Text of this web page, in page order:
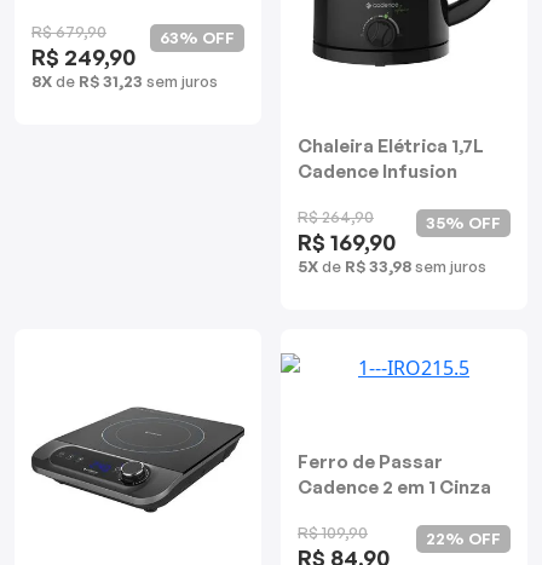
R$ 679,90
R$ 249,90
8Xde R$ 31,23 sem juros
63% OFF
Chaleira Elétrica 1,7L
Cadence Infusion
R$ 264,90
R$ 169,90
5Xde R$ 33,98sem juros
35% OFF
Ferro de Passar
Cadence 2 em 1 Cinza
R$ 109,90
R$ 84,90
22% OFF